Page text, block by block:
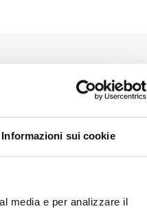
Informazioni sui cookie
media e per analizzare il
è il 4 tasche con
attività, da casa alla